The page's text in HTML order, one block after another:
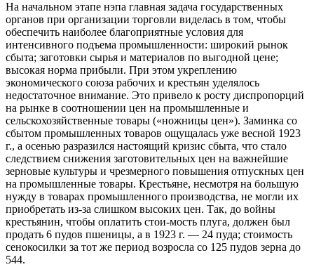
На начальном этапе нэпа главная задача государственных
органов при организации торговли виделась в том, чтобы
обеспечить наиболее благоприятные условия для
интенсивного подъема промышленности: широкий рынок
сбыта; заготовки сырья и материалов по выгодной цене;
высокая норма прибыли. При этом укреплению
экономического союза рабочих и крестьян уделялось
недостаточное внимание. Это привело к росту диспропорций
на рынке в соотношении цен на промышленные и
сельскохозяйственные товары («ножницы цен»). Заминка со
сбытом промышленных товаров ощущалась уже весной 1923
г., а осенью разразился настоящий кризис сбыта, что стало
следствием снижения заготовительных цен на важнейшие
зерновые культуры и чрезмерного повышения отпускных цен
на промышленные товары. Крестьяне, несмотря на большую
нужду в товарах промышленного производства, не могли их
приобретать из-за слишком высоких цен. Так, до войны
крестьянин, чтобы оплатить стои-мость плуга, должен был
продать 6 пудов пшеницы, а в 1923 г. — 24 пуда; стоимость
сенокосилки за тот же период возросла со 125 пудов зерна до
544.